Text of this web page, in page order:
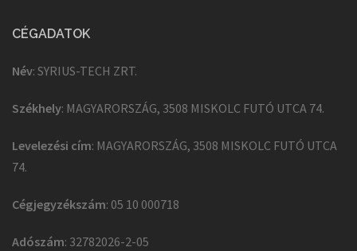
CÉGADATOK
Név: SYRIUS-TECH ZRT.
Székhely: MAGYARORSZÁG, 3508 MISKOLC FUTÓ UTCA 74.
Levelezési cím: MAGYARORSZÁG, 3508 MISKOLC FUTÓ UTCA
74.
Cégjegyzékszám: 05 10 000718
Adószám: 32782026-2-05